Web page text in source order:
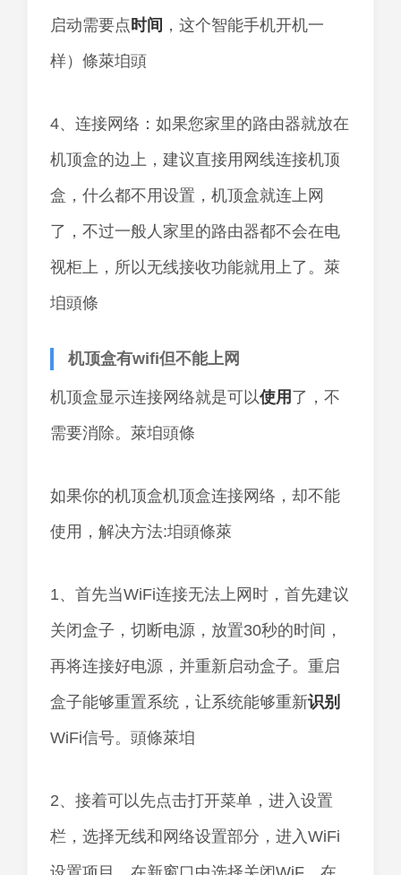
启动需要点时间 ，这个智能手机开机一
样）條萊垍頭
4、连接网络：如果您家里的路由器就放在
机顶盒的边上，建议直接用网线连接机顶
盒，什么都不用设置，机顶盒就连上网
了，不过一般人家里的路由器都不会在电
视柜上，所以无线接收功能就用上了。萊
垍頭條
机顶盒有wifi但不能上网
机顶盒显示连接网络就是可以使用 了，不
需要消除。萊垍頭條
如果你的机顶盒机顶盒连接网络，却不能
使用，解决方法:垍頭條萊
1、首先当WiFi连接无法上网时，首先建议
关闭盒子，切断电源，放置30秒的时间，
再将连接好电源，并重新启动盒子。重启
盒子能够重置系统，让系统能够重新识别
WiFi信号。頭條萊垍
2、接着可以先点击打开菜单，进入设置
栏，选择无线和网络设置部分，进入WiFi